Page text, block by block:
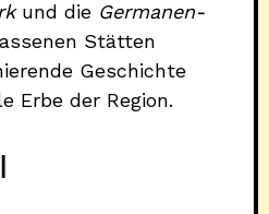
und die Germanen-
Stätten
Geschichte
Erbe der Region.